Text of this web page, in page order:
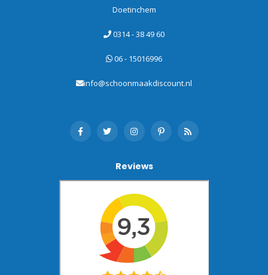
Doetinchem
0314 - 38 49 60
06 - 15016996
info@schoonmaakdiscount.nl
Reviews